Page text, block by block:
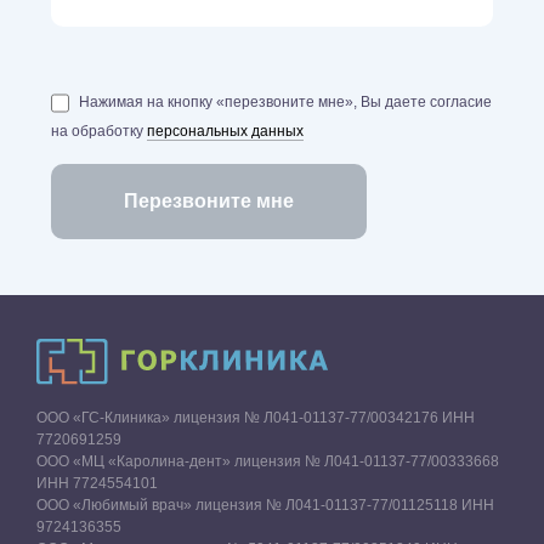
Нажимая на кнопку «перезвоните мне», Вы даете согласие
на обработку персональных данных
ООО «ГС-Клиника» лицензия № Л041-01137-77/00342176 ИНН
7720691259
ООО «МЦ «Каролина-дент» лицензия № Л041-01137-77/00333668
ИНН 7724554101
ООО «Любимый врач» лицензия № Л041-01137-77/01125118 ИНН
9724136355